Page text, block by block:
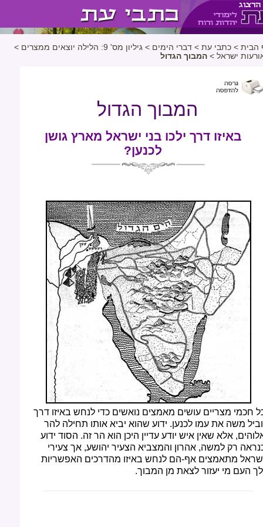
הבית > כתבי עת > דברי הימים > גיליון מס' 9: הלילה יוצאים ממצרים
>
ישראל > המבוך הגדול
המבוך הגדול
באיזו דרך ילכו בני ישראל מארץ גושן
לכנען?
חכמי מצריים עושים מאמצים נואשים כדי לנחש באיזו דרך
משה את עמו לכנען. ידוע שהוא יביא אותו תחילה להר
אלא שאין איש יודע עדיין היכן הוא הר זה. הסוד ידוע
רק למשה, אהרון והמצביא הצעיר יהושע, אך צעירי
מתאמצים אף-הם לנחש באיזו מהדרכים האפשריות
העם מי יעזור לצאת מן המבוך.